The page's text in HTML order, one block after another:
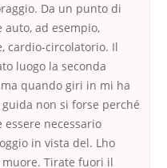
Da un punto di
auto, ad esempio,
cardio-circolatorio. Il
luogo la seconda
quando giri in mi ha
non si forse perché
necessario
in vista del. Lho
Tirate fuori il